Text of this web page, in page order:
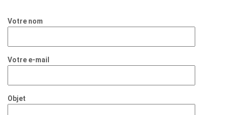
Votre nom
Votre e-mail
Objet